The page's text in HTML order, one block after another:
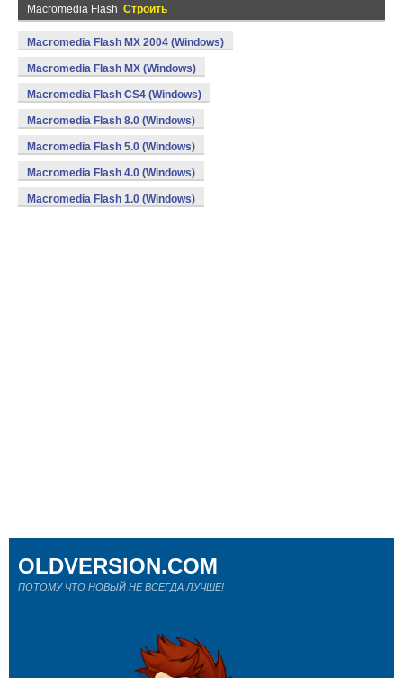
Macromedia Flash Строить
Macromedia Flash MX 2004 (Windows)
Macromedia Flash MX (Windows)
Macromedia Flash CS4 (Windows)
Macromedia Flash 8.0 (Windows)
Macromedia Flash 5.0 (Windows)
Macromedia Flash 4.0 (Windows)
Macromedia Flash 1.0 (Windows)
OLDVERSION.COM
ПОТОМУ ЧТО НОВЫЙ НЕ ВСЕГДА ЛУЧШЕ!